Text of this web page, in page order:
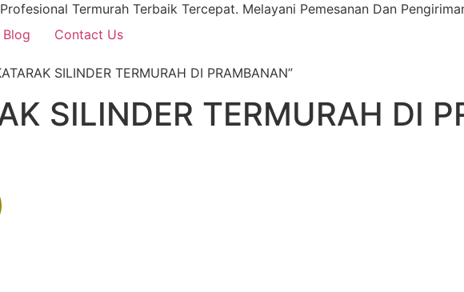
Termurah Terbaik Tercepat. Melayani Pemesanan Dan
Blog Contact Us
SILINDER TERMURAH DI PRAMBANAN”
SILINDER TERMURAH DI